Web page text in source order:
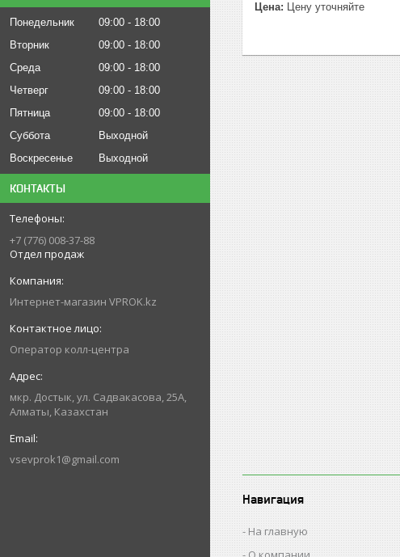
Понедельник 09:00
18:00
Вторник
09:00
18:00
Среда
09:00
18:00
Четверг
09:00
18:00
Пятница
09:00
18:00
Суббота
Выходной
Воскресенье
Выходной
КОНТАКТЫ
+7 (776) 008-37-88
Отдел продаж
Интернет-магазин VPROK.kz
Оператор колл-центра
мкр. Достык, ул. Садвакасова, 25А,
Алматы, Казахстан
vsevprok1@gmail.com
Цена: Цену уточняйте
Навигация
На главную